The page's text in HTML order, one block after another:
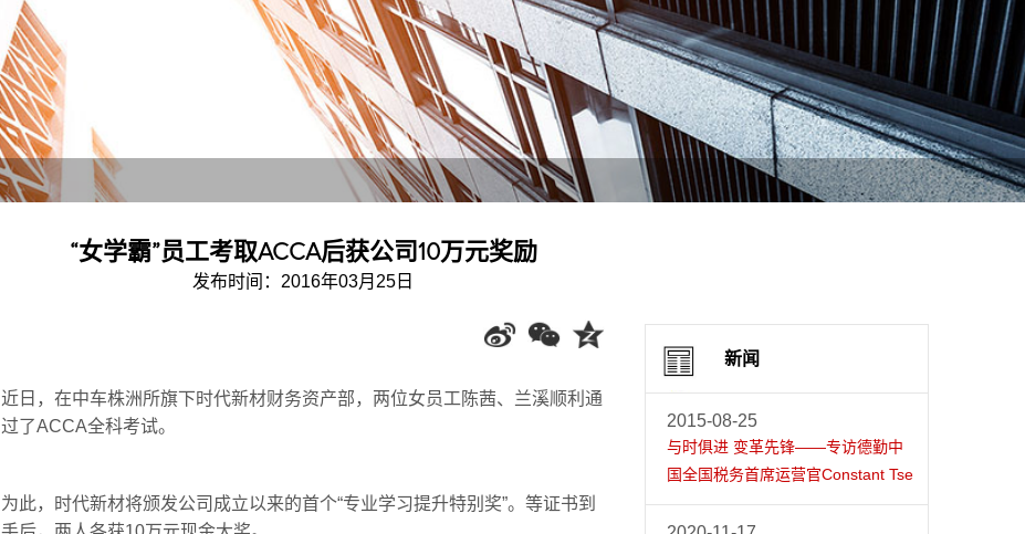
“女学霸”员工考取ACCA后获公司10万元奖励
发布时间：2016年03月25日
近日，在中车株洲所旗下时代新材财务资产部，两位女员工陈茜、兰溪顺利通
过了ACCA全科考试。
为此，时代新材将颁发公司成立以来的首个“专业学习提升特别奖”。等证书到
新闻
2015-08-25
与时俱进 变革先锋——专访德勤中
国全国税务首席运营官Constant Tse